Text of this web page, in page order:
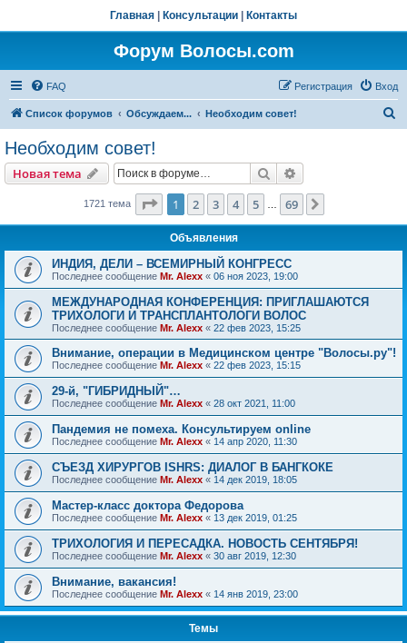
Главная Консультации Контакты
Форум Волосы.com
FAQ Вход
Регистрация
Список форумов Обсуждаем... Необходим совет!
Необходим совет!
Новая тема Поиск
1721 тема Страница из 69
1 2 3 4 5 69
Объявления
ИНДИЯ, ДЕЛИ – ВСЕМИРНЫЙ КОНГРЕСС
Последнее сообщение Mr. Alexx « 06 ноя 2023, 19:00
МЕЖДУНАРОДНАЯ КОНФЕРЕНЦИЯ: ПРИГЛАШАЮТСЯ
ТРИХОЛОГИ И ТРАНСПЛАНТОЛОГИ ВОЛОС
Последнее сообщение Mr. Alexx « 22 фев 2023, 15:25
Внимание, операции в Медицинском центре "Волосы.ру"!
Последнее сообщение Mr. Alexx « 22 фев 2023, 15:15
29-й, "ГИБРИДНЫЙ"…
Последнее сообщение Mr. Alexx « 28 окт 2021, 11:00
Пандемия не помеха. Консультируем online
Последнее сообщение Mr. Alexx « 14 апр 2020, 11:30
СЪЕЗД ХИРУРГОВ ISHRS: ДИАЛОГ В БАНГКОКЕ
Последнее сообщение Mr. Alexx « 14 дек 2019, 18:05
Мастер-класс доктора Федорова
Последнее сообщение Mr. Alexx « 13 дек 2019, 01:25
ТРИХОЛОГИЯ И ПЕРЕСАДКА. НОВОСТЬ СЕНТЯБРЯ!
Последнее сообщение Mr. Alexx « 30 авг 2019, 12:30
Внимание, вакансия!
Последнее сообщение Mr. Alexx « 14 янв 2019, 23:00
Темы